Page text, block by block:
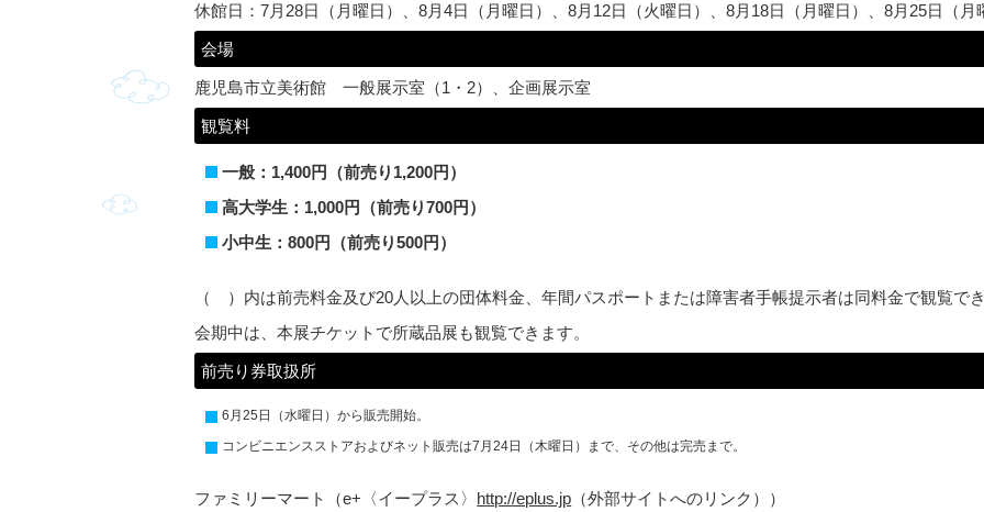
休館日：7月28日（月曜日）、8月4日（月曜日）、8月12日（火曜日）、8月18日（月曜日）、8月25日（月
会場
鹿児島市立美術館 一般展示室（1・2）、企画展示室
観覧料
一般：1,400円（前売り1,200円）
高大学生：1,000円（前売り700円）
小中生：800円（前売り500円）
（ ）内は前売料金及び20人以上の団体料金、年間パスポートまたは障害者手帳提示者は同料金で観覧でき
会期中は、本展チケットで所蔵品展も観覧できます。
前売り券取扱所
6月25日（水曜日）から販売開始。
コンビニエンスストアおよびネット販売は7月24日（木曜日）まで、その他は完売まで。
ファミリーマート（e+〈イープラス〉 http://eplus.jp （外部サイトへのリンク））